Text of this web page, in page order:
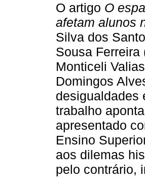
O artigo O
afetam alunos
Silva dos
Sousa
Monticeli
Domingos
desigualdades
trabalho
apresentado
Ensino
aos dilemas
pelo contrário,